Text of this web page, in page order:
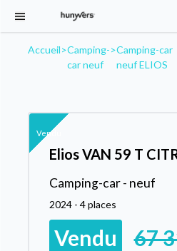
Accueil>Camping-
car neuf
>Camping-car
neuf ELIOS
Vendu
Elios VAN 59 T
Camping-car - neuf
2024 - 4 places
Vendu 67